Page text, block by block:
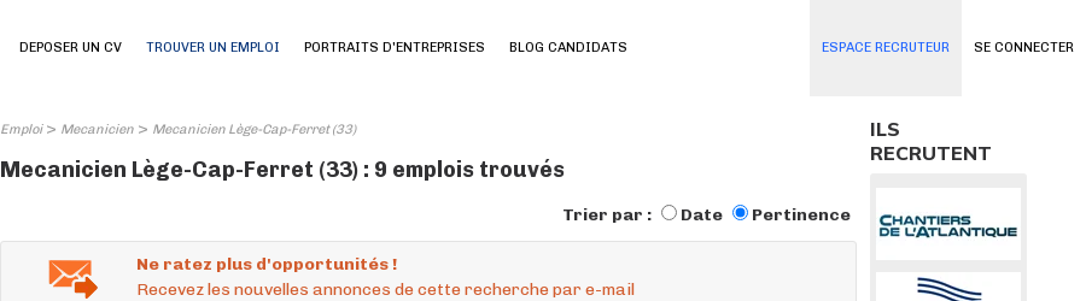
SE CONNECTER
DEPOSER UN CV TROUVER UN EMPLOI PORTRAITS D'ENTREPRISES BLOG CANDIDATS ESPACE RECRUTEUR
Emploi> Mecanicien > Mecanicien Lège-Cap-Ferret (33)
Mecanicien Lège-Cap-Ferret (33) : 9 emplois trouvés
Trier par : Date Pertinence
Ne ratez plus d'opportunités !
Recevez les nouvelles annonces de cette recherche par e-mail
ILS
RECRUTENT